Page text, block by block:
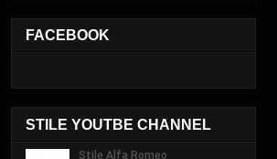
FACEBOOK
STILE YOUTBE CHANNEL